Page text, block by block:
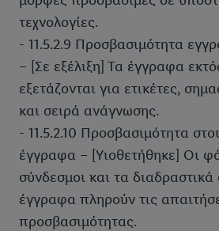
τεχνολογίες.
- 11.5.2.9 Προσβασιμότητα
– [Σε εξέλιξη] Τα έγγραφα
εξετάζονται για ετικέτες,
και σειρά ανάγνωσης.
- 11.5.2.10 Προσβασιμότητα
έγγραφα – [Υιοθετήθηκε] Οι
σύνδεσμοι και τα διαδραστικά
έγγραφα πληρούν τις
προσβασιμότητας.